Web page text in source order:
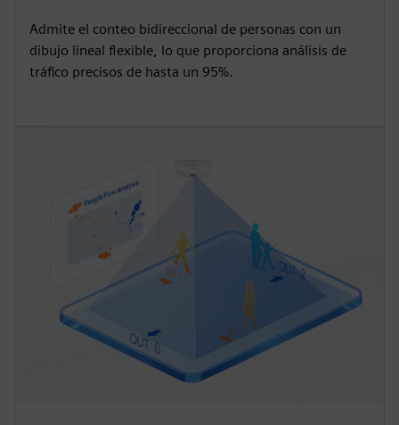
Admite el conteo bidireccional de personas con un
dibujo lineal flexible, lo que proporciona análisis de
tráfico precisos de hasta un 95%.